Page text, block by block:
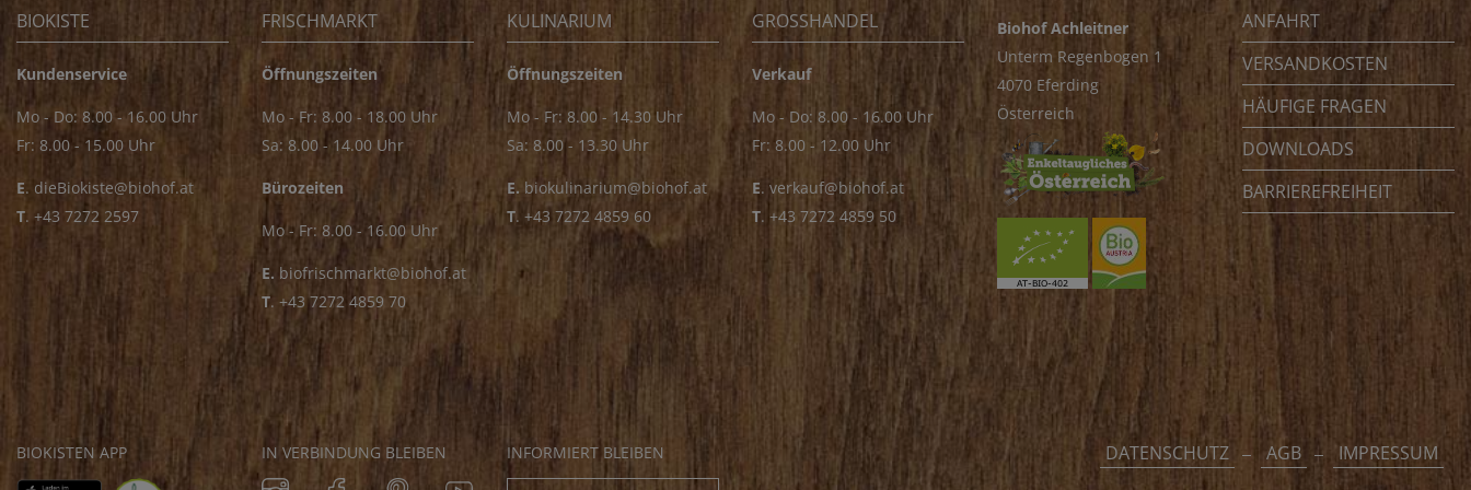
BIOKISTE
Kundenservice
Mo - Do: 8.00 - 16.00 Uhr
Fr: 8.00 - 15.00 Uhr
E. dieBiokiste@biohof.at
T. +43 7272 2597
FRISCHMARKT
Öffnungszeiten
Mo - Fr: 8.00 - 18.00 Uhr
Sa: 8.00 - 14.00 Uhr
Bürozeiten
Mo - Fr: 8.00 - 16.00 Uhr
E. biofrischmarkt@biohof.at
T. +43 7272 4859 70
KULINARIUM
Öffnungszeiten
Mo - Fr: 8.00 - 14.30 Uhr
Sa: 8.00 - 13.30 Uhr
E. biokulinarium@biohof.at
T. +43 7272 4859 60
GROSSHANDEL
Verkauf
Mo - Do: 8.00 - 16.00 Uhr
Fr: 8.00 - 12.00 Uhr
E. verkauf@biohof.at
T. +43 7272 4859 50
Biohof Achleitner
Unterm Regenbogen 1
4070 Eferding
Österreich
ANFAHRT
VERSANDKOSTEN
HÄUFIGE FRAGEN
DOWNLOADS
BARRIEREFREIHEIT
BIOKISTEN APP IN VERBINDUNG BLEIBEN INFORMIERT BLEIBEN DATENSCHUTZ AGB IMPRESSUM